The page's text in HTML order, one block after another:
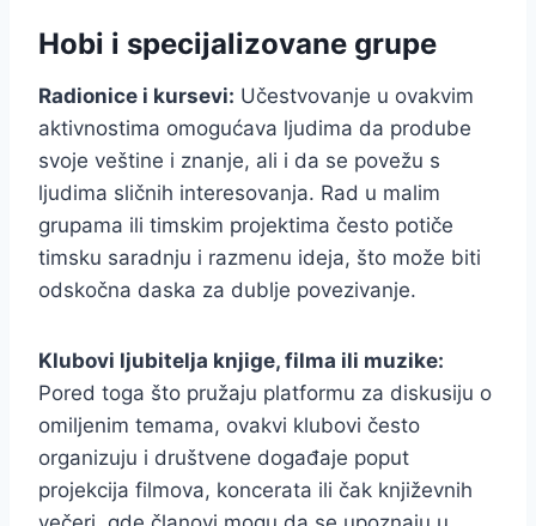
Hobi i specijalizovane grupe
Radionice i kursevi: Učestvovanje u ovakvim
aktivnostima omogućava ljudima da prodube
svoje veštine i znanje, ali i da se povežu s
ljudima sličnih interesovanja. Rad u malim
grupama ili timskim projektima često potiče
timsku saradnju i razmenu ideja, što može biti
odskočna daska za dublje povezivanje.
Klubovi ljubitelja knjige, filma ili muzike:
Pored toga što pružaju platformu za diskusiju o
omiljenim temama, ovakvi klubovi često
organizuju i društvene događaje poput
projekcija filmova, koncerata ili čak književnih